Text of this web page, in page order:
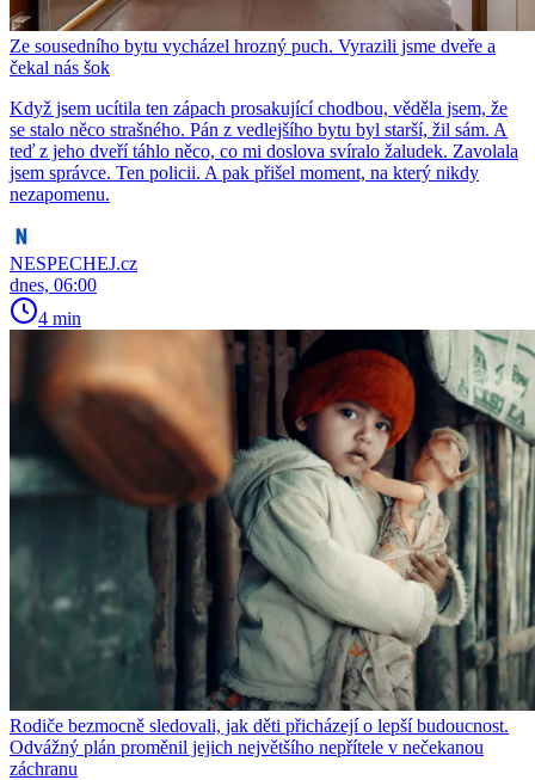
Ze sousedního bytu vycházel hrozný puch. Vyrazili jsme dveře a
čekal nás šok
Když jsem ucítila ten zápach prosakující chodbou, věděla jsem, že
se stalo něco strašného. Pán z vedlejšího bytu byl starší, žil sám. A
teď z jeho dveří táhlo něco, co mi doslova svíralo žaludek. Zavolala
jsem správce. Ten policii. A pak přišel moment, na který nikdy
nezapomenu.
NESPECHEJ.cz
dnes, 06:00
4 min
Rodiče bezmocně sledovali, jak děti přicházejí o lepší budoucnost.
Odvážný plán proměnil jejich největšího nepřítele v nečekanou
záchranu